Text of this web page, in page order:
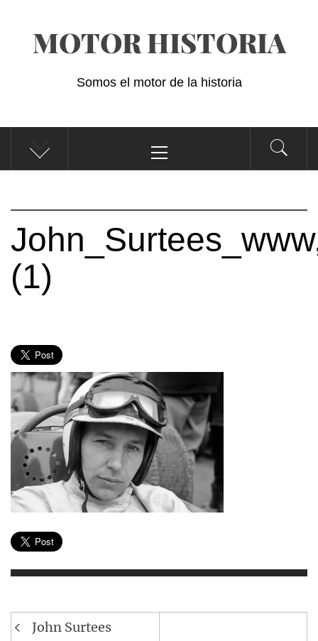
contenidoMOTOR HISTORIA
Somos el motor de la historia
principal
(1)
Navegación
John Surtees